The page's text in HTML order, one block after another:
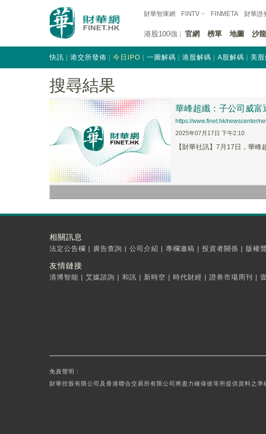
財華智庫網 FINTV FINMETA 財華證
港股100強 官網 榜單 地圖 沙龍
快訊 港交所發佈 今日IPO 一圖解碼 港股解碼 A股解碼 美
搜尋結果
華峰超纖：子公司威富
https://www.finet.hk/newscenter/
2025年07月17日 下午2:10
【財華社訊】7月17日，華
相關訊息
法定公告欄 | 廣告查詢 | 公司介紹 | 專欄邀稿 | 投資者關係 | 版權
友情鏈接
清博智能 | 艾媒諮詢 | 和訊 | 新時空 | 時代財經 | 證券市場周刊 |
免責聲明：
財華控股有限公司及香港聯合交易所有限公司將盡力確保彼等所提供資料之